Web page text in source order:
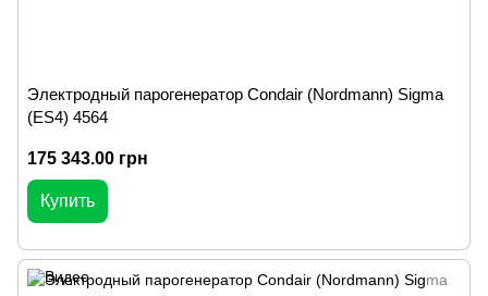
Электродный парогенератор Condair (Nordmann) Sigma
(ES4) 4564
175 343.00 грн
Купить